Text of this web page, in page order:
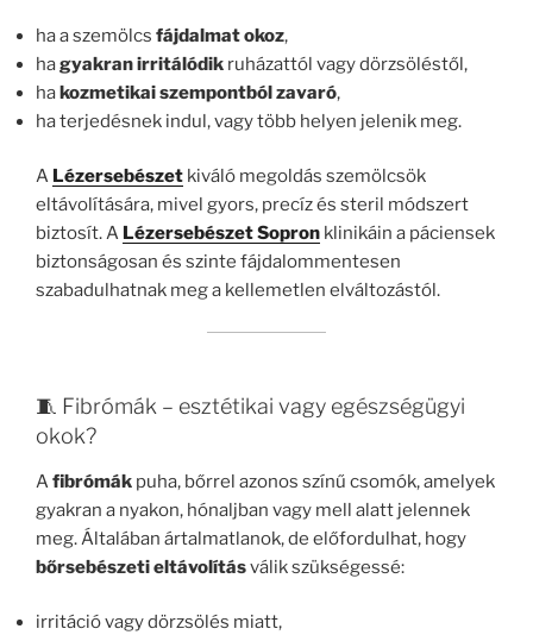
ha a szemölcs fájdalmat okoz,
hagyakran irritálódik ruházattól vagy dörzsöléstől,
hakozmetikai szempontból zavaró,
ha terjedésnek indul, vagy több helyen jelenik meg.
A Lézersebészet kiváló megoldás szemölcsök
eltávolítására, mivel gyors, precíz és steril módszert
biztosít. A Lézersebészet Sopron klinikáin a páciensek
biztonságosan és szinte fájdalommentesen
szabadulhatnak meg a kellemetlen elváltozástól.
🧵 Fibrómák – esztétikai vagy egészségügyi
okok?
Afibrómák puha, bőrrel azonos színű csomók, amelyek
gyakran a nyakon, hónaljban vagy mell alatt jelennek
meg. Általában ártalmatlanok, de előfordulhat, hogy
bőrsebészeti eltávolításválik szükségessé:
irritáció vagy dörzsölés miatt,